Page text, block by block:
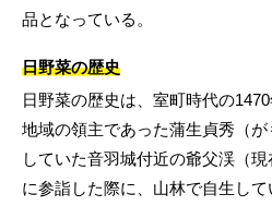
品となっている。
日野菜の歴史
日野菜の歴史は、室町時代の
地域の領主であった蒲生貞秀（
していた音羽城付近の爺父渓（
に参詣した際に、山林で自生し